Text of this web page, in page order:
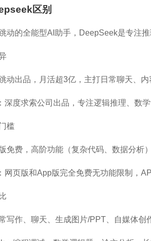
区别
动的全能型AI助手，DeepSeek是专注
动出品，月活超3亿，主打日常聊天、
深度求索公司出品，专注逻辑推理、数
槛
免费，高阶功能（复杂代码、数据分析
网页版和App版完全免费无功能限制，
写作、聊天、生成图片/PPT、自媒体创